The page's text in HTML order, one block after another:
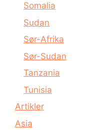
Somalia
Sudan
Sør-Afrika
Sør-Sudan
Tanzania
Tunisia
Artikler
Asia